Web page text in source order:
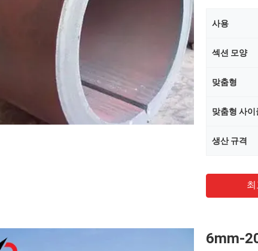
사용
섹션 모양
맞춤형
맞춤형 사이
생산 규격
6mm-